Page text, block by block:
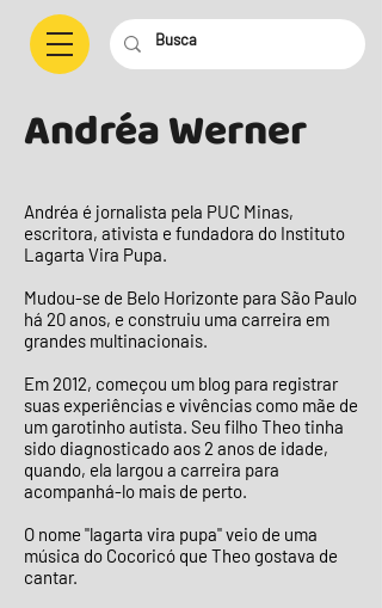
Andréa Werner
Andréa é jornalista pela PUC Minas,
escritora, ativista e fundadora do Instituto
Lagarta Vira Pupa.
Mudou-se de Belo Horizonte para São Paulo
há 20 anos, e construiu uma carreira em
grandes multinacionais.
Em 2012, começou um blog para registrar
suas experiências e vivências como mãe de
um garotinho autista. Seu filho Theo tinha
sido diagnosticado aos 2 anos de idade,
quando, ela largou a carreira para
acompanhá-lo mais de perto.
O nome "lagarta vira pupa" veio de uma
música do Cocoricó que Theo gostava de
cantar.